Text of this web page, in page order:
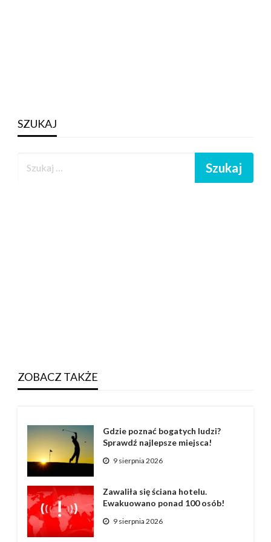
SZUKAJ
ZOBACZ TAKŻE
Gdzie poznać bogatych ludzi?
Sprawdź najlepsze miejsca!
9 sierpnia 2026
Zawaliła się ściana hotelu.
Ewakuowano ponad 100 osób!
9 sierpnia 2026